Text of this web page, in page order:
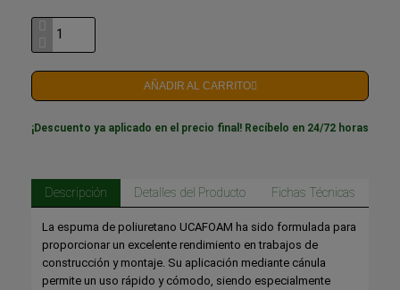
AÑADIR AL CARRITO
¡Descuento ya aplicado en el precio final! Recíbelo en 24/72 horas
Descripción Detalles del Producto Fichas Técnicas
La espuma de poliuretano UCAFOAM ha sido formulada para
proporcionar un excelente rendimiento en trabajos de
construcción y montaje. Su aplicación mediante cánula
permite un uso rápido y cómodo, siendo especialmente